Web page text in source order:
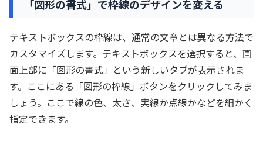
「図形の書式」で枠線のデザインを変える
テキストボックスの枠線は、通常の文章とは異なる方法で
カスタマイズします。テキストボックスを選択すると、画
面上部に「図形の書式」という新しいタブが表示されま
す。ここにある「図形の枠線」ボタンをクリックしてみま
しょう。ここで線の色、太さ、実線か点線かなどを細かく
指定できます。